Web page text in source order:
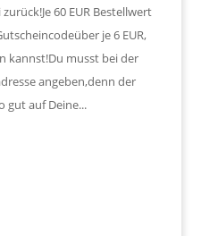
60 EUR Bestellwert
je 6 EUR,
kannst!Du musst bei der
angeben,denn der
gut auf Deine...